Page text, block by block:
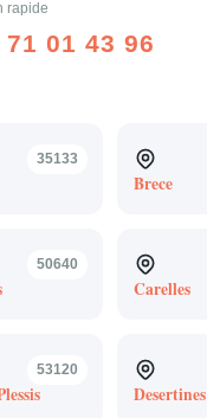
rapide
71 01 43 96
35133
Brece
50640
Carelles
53120
Desertines